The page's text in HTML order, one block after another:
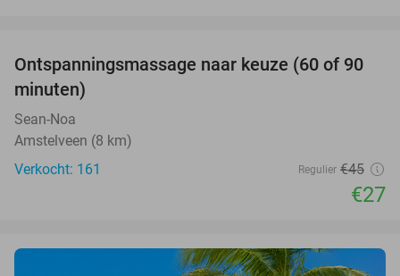
40%
Ontspanningsmassage naar keuze (60 of 90
minuten)
Sean-Noa
Amstelveen (8 km)
Verkocht: 161
Regulier €45
€27